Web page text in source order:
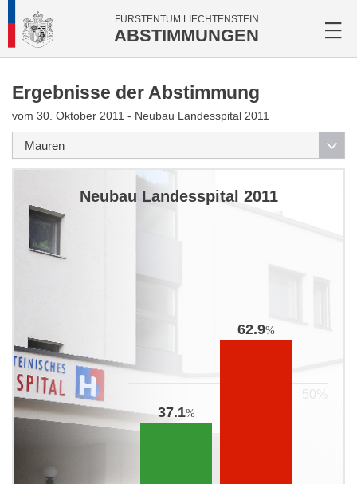
FÜRSTENTUM LIECHTENSTEIN
ABSTIMMUNGEN
Ergebnisse der Abstimmung
vom 30. Oktober 2011 - Neubau Landesspital 2011
Neubau Landesspital 2011
37.1%
62.9%